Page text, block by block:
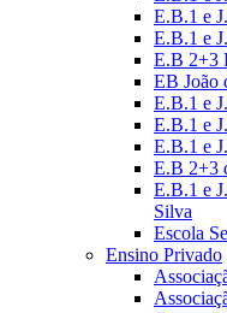
E.B.1 e
E.B.1 e
E.B 2+3
EB João
E.B.1 e
E.B.1 e
E.B.1 e
E.B 2+3
E.B.1 e
Silva
Escola
Ensino Privado